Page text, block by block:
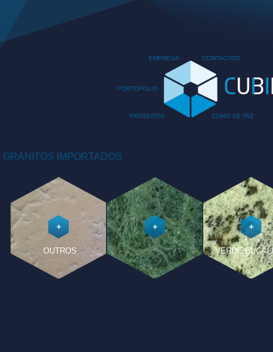
CONTACTOS
EMPRESA
PORTOFOLIO
PRODUTOS COMO SE FAZ
GRANITOS IMPORTADOS
OUTROS VERDE